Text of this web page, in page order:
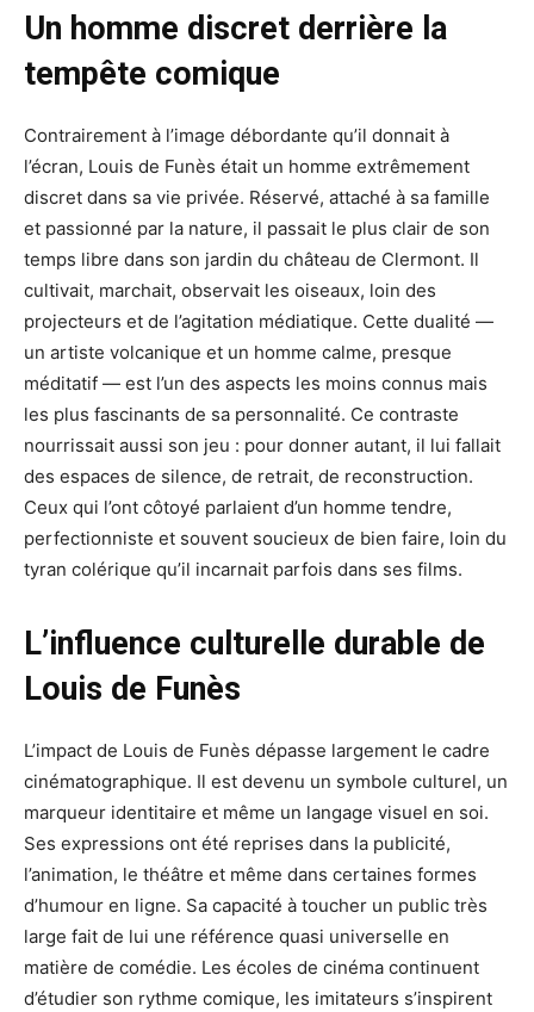
Un homme discret derrière la
tempête comique
Contrairement à l’image débordante qu’il donnait à
l’écran, Louis de Funès était un homme extrêmement
discret dans sa vie privée. Réservé, attaché à sa famille
et passionné par la nature, il passait le plus clair de son
temps libre dans son jardin du château de Clermont. Il
cultivait, marchait, observait les oiseaux, loin des
projecteurs et de l’agitation médiatique. Cette dualité —
un artiste volcanique et un homme calme, presque
méditatif — est l’un des aspects les moins connus mais
les plus fascinants de sa personnalité. Ce contraste
nourrissait aussi son jeu : pour donner autant, il lui fallait
des espaces de silence, de retrait, de reconstruction.
Ceux qui l’ont côtoyé parlaient d’un homme tendre,
perfectionniste et souvent soucieux de bien faire, loin du
tyran colérique qu’il incarnait parfois dans ses films.
L’influence culturelle durable de
Louis de Funès
L’impact de Louis de Funès dépasse largement le cadre
cinématographique. Il est devenu un symbole culturel, un
marqueur identitaire et même un langage visuel en soi.
Ses expressions ont été reprises dans la publicité,
l’animation, le théâtre et même dans certaines formes
d’humour en ligne. Sa capacité à toucher un public très
large fait de lui une référence quasi universelle en
matière de comédie. Les écoles de cinéma continuent
d’étudier son rythme comique, les imitateurs s’inspirent